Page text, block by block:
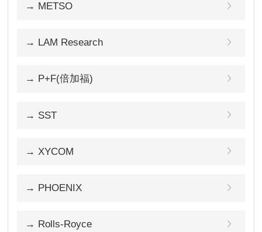
→ METSO
→ LAM Research
→ P+F(倍加福)
→ SST
→ XYCOM
→ PHOENIX
→ Rolls-Royce